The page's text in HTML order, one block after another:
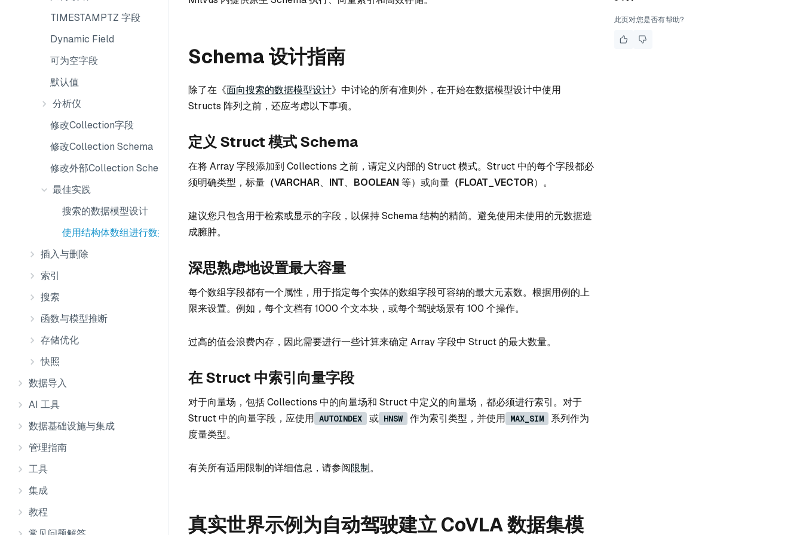
TIMESTAMPTZ 字段
Dynamic Field
可为空字段
默认值
分析仪
修改Collection字段
修改Collection Schema
修改外部Collection Schema
最佳实践
搜索的数据模型设计
使用结构体数组进行数据模型设计
插入与删除
索引
搜索
函数与模型推断
存储优化
快照
数据导入
AI 工具
数据基础设施与集成
管理指南
工具
集成
教程
Schema 设计指南
除了在《面向搜索的数据模型设计》中讨论的所有准则外，在开始在数据模型设计中使用
Structs 阵列之前，还应考虑以下事项。
定义 Struct 模式 Schema
在将 Array 字段添加到 Collections 之前，请定义内部的 Struct 模式。Struct 中的每个字段都必
须明确类型，标量 （VARCHAR、 INT、 BOOLEAN等）或向量 （FLOAT_VECTOR）。
建议您只包含用于检索或显示的字段，以保持 Schema 结构的精简。避免使用未使用的元数据造
成臃肿。
深思熟虑地设置最大容量
每个数组字段都有一个属性，用于指定每个实体的数组字段可容纳的最大元素数。根据用例的上
限来设置。例如，每个文档有 1000 个文本块，或每个驾驶场景有 100 个操作。
过高的值会浪费内存，因此需要进行一些计算来确定 Array 字段中 Struct 的最大数量。
在 Struct 中索引向量字段
对于向量场，包括 Collections 中的向量场和 Struct 中定义的向量场，都必须进行索引。对于
Struct 中的向量字段，应使用 AUTOINDEX 或 HNSW 作为索引类型，并使用 MAX_SIM
系列作为
度量类型。
有关所有适用限制的详细信息，请参阅限制。
真实世界示例为自动驾驶建立 CoVLA 数据集模
此页对您是否有帮助?